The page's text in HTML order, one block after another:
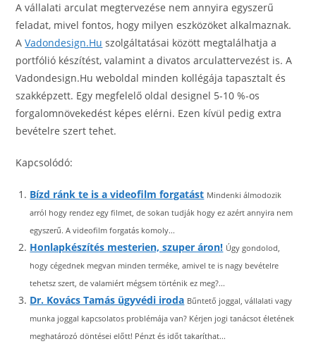
A vállalati arculat megtervezése nem annyira egyszerű
feladat, mivel fontos, hogy milyen eszközöket alkalmaznak.
AVadondesign.Hu szolgáltatásai között megtalálhatja a
portfólió készítést, valamint a divatos arculattervezést is. A
Vadondesign.Hu weboldal minden kollégája tapasztalt és
szakképzett. Egy megfelelő oldal designel 5-10 %-os
forgalomnövekedést képes elérni. Ezen kívül pedig extra
bevételre szert tehet.
Kapcsolódó:
Bízd ránk te is a videofilm forgatást Mindenki álmodozik
arról hogy rendez egy filmet, de sokan tudják hogy ez azért annyira nem
egyszerű. A videofilm forgatás komoly...
Honlapkészítés mesterien, szuper áron! Úgy gondolod,
hogy cégednek megvan minden terméke, amivel te is nagy bevételre
tehetsz szert, de valamiért mégsem történik ez meg?...
Dr. Kovács Tamás ügyvédi iroda Bűntető joggal, vállalati vagy
munka joggal kapcsolatos problémája van? Kérjen jogi tanácsot életének
meghatározó döntései előtt! Pénzt és időt takaríthat...